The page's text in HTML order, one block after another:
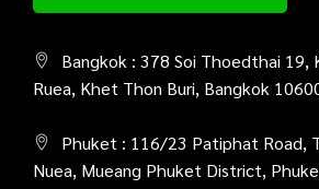
Bangkok : 378 Soi Thoedthai 19,
Ruea, Khet Thon Buri, Bangkok
Phuket : 116/23 Patiphat Road,
Nuea, Mueang Phuket District,